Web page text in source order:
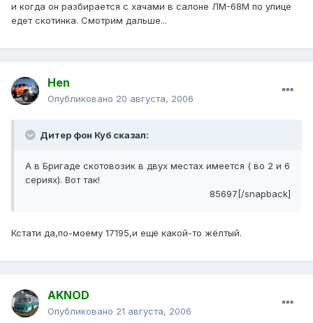
и когда он разбирается с хачами в салоне ЛМ-68М по улице
едет скотинка. Смотрим дальше...
Hen
Опубликовано 20 августа, 2006
Дитер фон Куб сказал:
А в Бригаде скотовозик в двух местах имеется ( во 2 и 6
сериях). Вот так!
85697[/snapback]
Кстати да,по-моему 17195,и ещё какой-то жёлтый.
AKNOD
Опубликовано 21 августа, 2006